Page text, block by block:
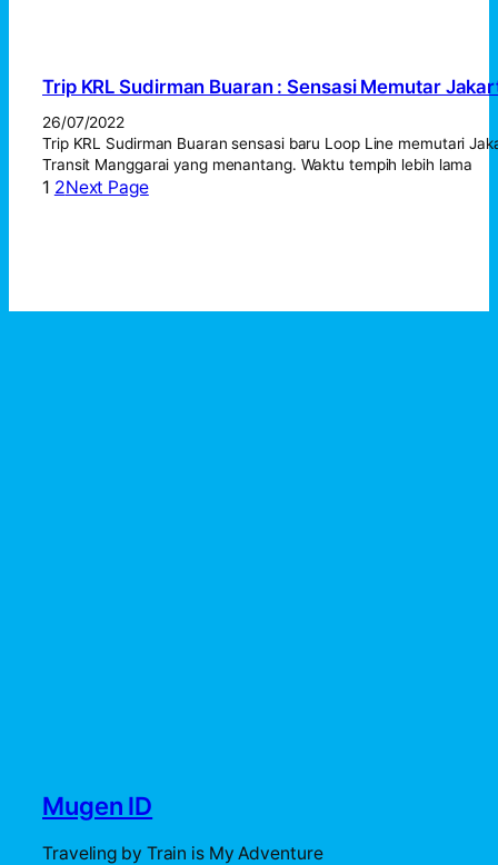
Trip KRL Sudirman Buaran : Sensasi Memutar
26/07/2022
Trip KRL Sudirman Buaran sensasi baru Loop Line memutari
Transit Manggarai yang menantang. Waktu tempih lebih lama
1 2Next Page
Mugen ID
Traveling by Train is My Adventure